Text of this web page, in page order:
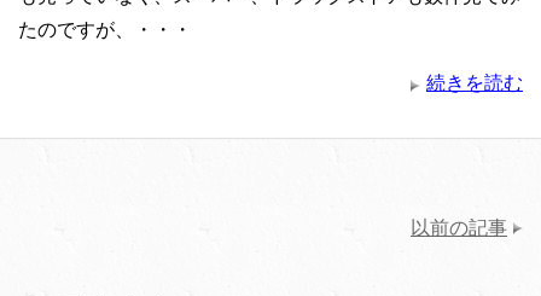
たのですが、・・・
続きを読む
以前の記事